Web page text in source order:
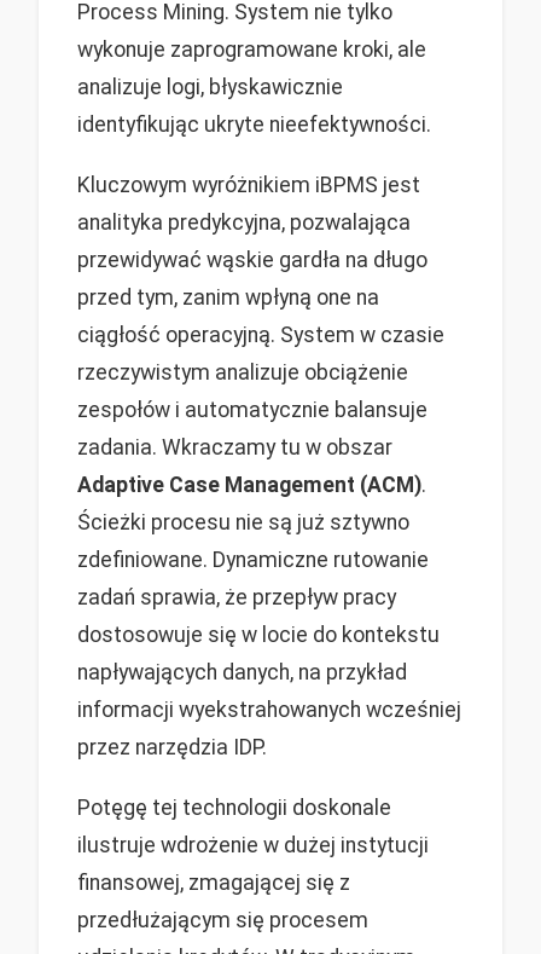
Process Mining. System nie tylko
wykonuje zaprogramowane kroki, ale
analizuje logi, błyskawicznie
identyfikując ukryte nieefektywności.
Kluczowym wyróżnikiem iBPMS jest
analityka predykcyjna, pozwalająca
przewidywać wąskie gardła na długo
przed tym, zanim wpłyną one na
ciągłość operacyjną. System w czasie
rzeczywistym analizuje obciążenie
zespołów i automatycznie balansuje
zadania. Wkraczamy tu w obszar
Adaptive Case Management (ACM).
Ścieżki procesu nie są już sztywno
zdefiniowane. Dynamiczne rutowanie
zadań sprawia, że przepływ pracy
dostosowuje się w locie do kontekstu
napływających danych, na przykład
informacji wyekstrahowanych wcześniej
przez narzędzia IDP.
Potęgę tej technologii doskonale
ilustruje wdrożenie w dużej instytucji
finansowej, zmagającej się z
przedłużającym się procesem